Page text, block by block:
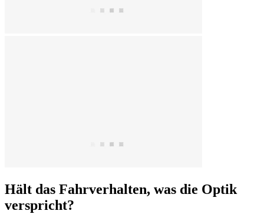
Hält das Fahrverhalten, was die Optik
verspricht?